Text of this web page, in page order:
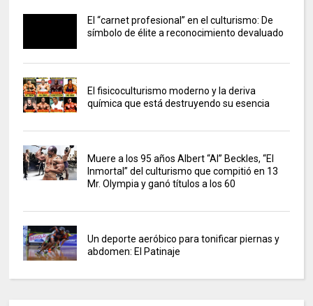
El “carnet profesional” en el culturismo: De
símbolo de élite a reconocimiento devaluado
El fisicoculturismo moderno y la deriva
química que está destruyendo su esencia
Muere a los 95 años Albert “Al” Beckles, “El
Inmortal” del culturismo que compitió en 13
Mr. Olympia y ganó títulos a los 60
Un deporte aeróbico para tonificar piernas y
abdomen: El Patinaje